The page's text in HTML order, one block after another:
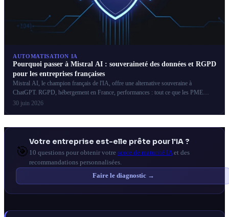
AUTOMATISATION IA
Pourquoi passer à Mistral AI : souveraineté des données et RGPD
pour les entreprises françaises
Mistral AI, le champion français de l'IA, offre une alternative souveraine à
ChatGPT. RGPD, hébergement en France, performances : tout ce que les PME
françaises doivent savoir.
30 juin 2026
🎯
Votre entreprise est-elle prête pour l'IA ?
10 questions pour obtenir votre score de maturité IA et des
recommandations personnalisées.
Faire le diagnostic →